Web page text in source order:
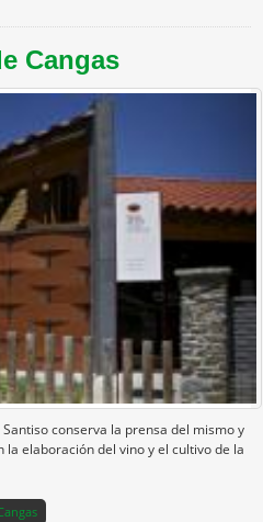
Cangas
conserva la prensa del mismo y
elaboración del vino y el cultivo de la